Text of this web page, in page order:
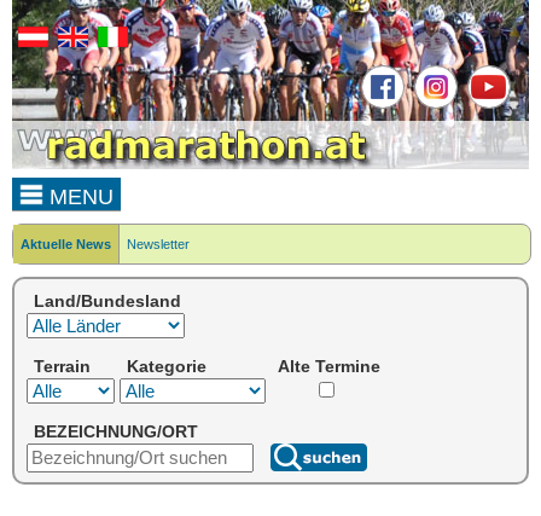
MENU
Aktuelle News Newsletter
Land/Bundesland
Terrain Kategorie Alte Termine
BEZEICHNUNG/ORT